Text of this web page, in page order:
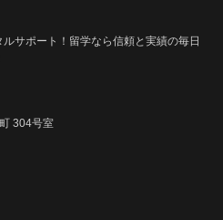
サポート！留学なら信頼と実績の毎日
304号室